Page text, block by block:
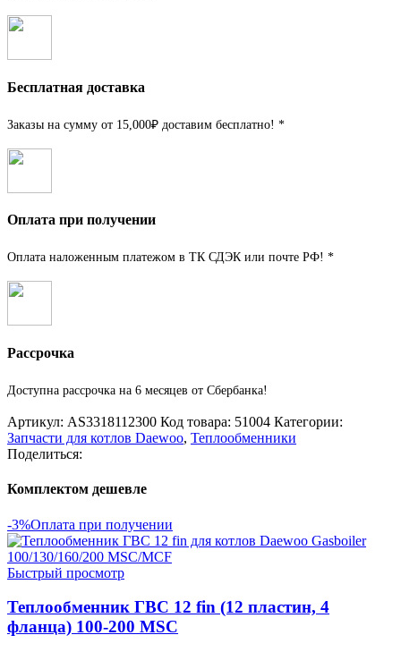
Бесплатная доставка
Заказы на сумму от 15,000₽ доставим бесплатно! *
Оплата при получении
Оплата наложенным платежом в ТК СДЭК или почте РФ! *
Рассрочка
Доступна рассрочка на 6 месяцев от Сбербанка!
Артикул: AS3318112300 Код товара: 51004 Категории:
Запчасти для котлов Daewoo, Теплообменники
Поделиться:
Комплектом дешевле
-3%Оплата при получении
Быстрый просмотр
Теплообменник ГВС 12 fin (12 пластин, 4
фланца) 100-200 MSC